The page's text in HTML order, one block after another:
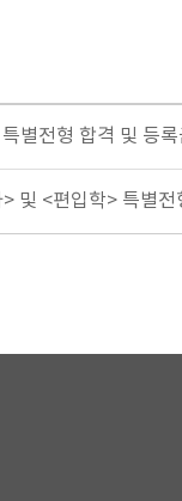
별전형 합격 및 등록
및 <편입학> 특별